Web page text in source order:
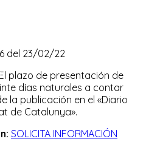
del 23/02/22
El plazo de presentación de
días naturales a contar
la publicación en el «Diario
de Catalunya».
SOLICITA INFORMACIÓN